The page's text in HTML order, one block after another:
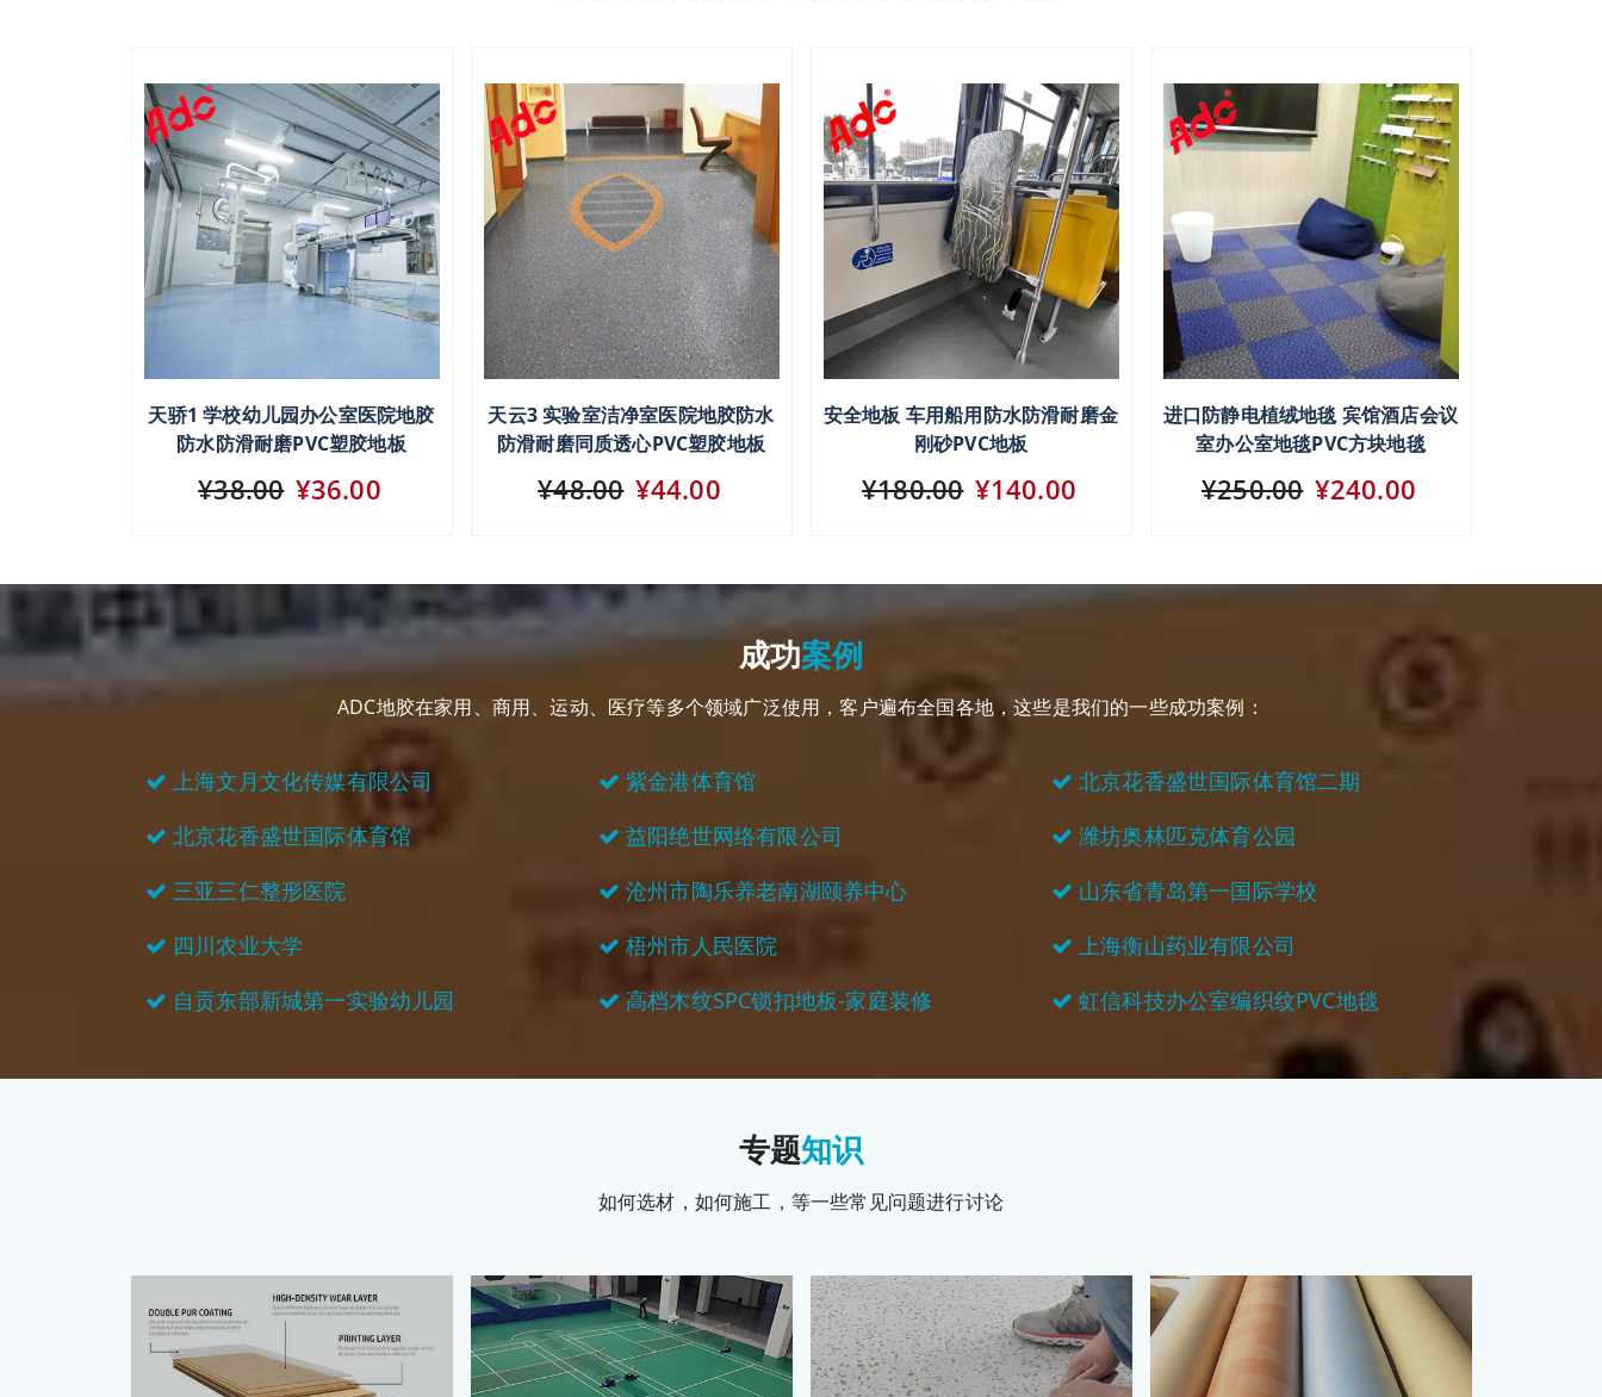
天骄1 学校幼儿园办公室医院地胶
防水防滑耐磨PVC塑胶地板
¥38.00 ¥36.00
天云3 实验室洁净室医院地胶防水
防滑耐磨同质透心PVC塑胶地板
¥48.00 ¥44.00
安全地板 车用船用防水防滑耐磨金
刚砂PVC地板
¥180.00 ¥140.00
进口防静电植绒地毯 宾馆酒店会议
室办公室地毯PVC方块地毯
¥250.00 ¥240.00
成功案例
ADC地胶在家用、商用、运动、医疗等多个领域广泛使用，客户遍布全国各地，这些是我们的一些成功案例：
上海文月文化传媒有限公司 紫金港体育馆
北京花香盛世国际体育馆二期
北京花香盛世国际体育馆
益阳绝世网络有限公司
潍坊奥林匹克体育公园
三亚三仁整形医院
沧州市陶乐养老南湖颐养中心
山东省青岛第一国际学校
四川农业大学
梧州市人民医院
上海衡山药业有限公司
自贡东部新城第一实验幼儿园
高档木纹SPC锁扣地板-家庭装修 虹信科技办公室编织纹PVC地毯
专题知识
如何选材，如何施工，等一些常见问题进行讨论